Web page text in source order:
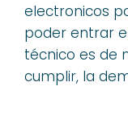
electronicos
poder entrar
técnico es de
cumplir, la